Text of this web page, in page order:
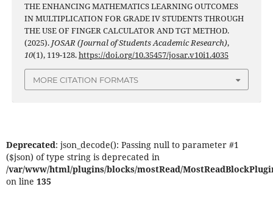
THE ENHANCING MATHEMATICS LEARNING OUTCOMES
IN MULTIPLICATION FOR GRADE IV STUDENTS THROUGH
THE USE OF FINGER CALCULATOR AND TGT METHOD.
(2025). JOSAR (Journal of Students Academic Research),
10(1), 119-128.https://doi.org/10.35457/josar.v10i1.4035
MORE CITATION FORMATS
Deprecated: json_decode(): Passing null to parameter #1
($json) of type string is deprecated in
/var/www/html/plugins/blocks/mostRead/
on line 135